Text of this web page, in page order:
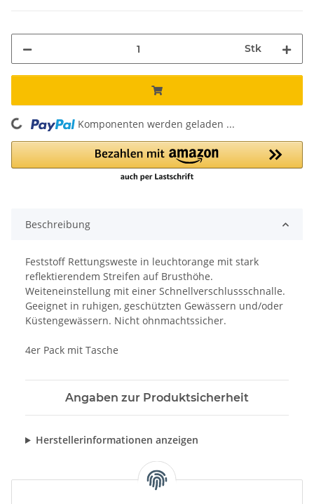
Stk
Loading... Komponenten werden geladen ...
Beschreibung
Feststoff Rettungsweste in leuchtorange mit stark
reflektierendem Streifen auf Brusthöhe.
Weiteneinstellung mit einer Schnellverschlussschnalle.
Geeignet in ruhigen, geschützten Gewässern und/oder
Küstengewässern. Nicht ohnmachtssicher.
4er Pack mit Tasche
Angaben zur Produktsicherheit
Herstellerinformationen anzeigen